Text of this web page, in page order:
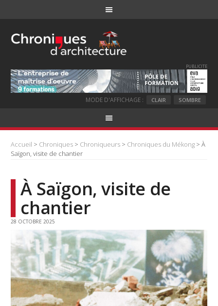
PUBLICITE
MODE D'AFFICHAGE : CLAIR SOMBRE
Accueil > Chroniques > Chroniqueurs > Chroniques du Mékong > À
Saïgon, visite de chantier
À Saïgon, visite de
chantier
28 OCTOBRE 2025